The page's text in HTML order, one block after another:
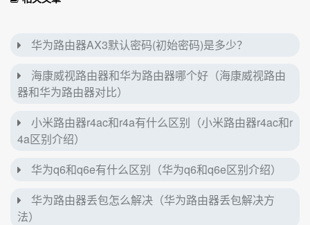
华为路由器AX3默认密码(初始密码)是多少？
海康威视路由器和华为路由器哪个好（海康威视路由
器和华为路由器对比）
小米路由器r4ac和r4a有什么区别（小米路由器r4ac和r
4a区别介绍）
华为q6和q6e有什么区别（华为q6和q6e区别介绍）
华为路由器丢包怎么解决（华为路由器丢包解决方
法）